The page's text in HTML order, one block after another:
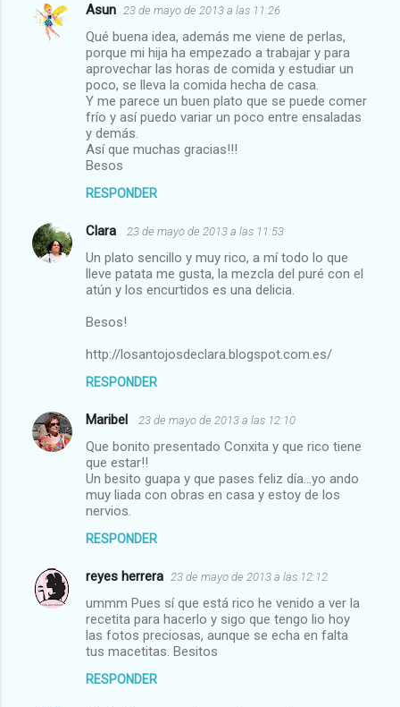
Asun 23 de mayo de 2013 a las 11:26
Qué buena idea, además me viene de perlas,
porque mi hija ha empezado a trabajar y para
aprovechar las horas de comida y estudiar un
poco, se lleva la comida hecha de casa.
Y me parece un buen plato que se puede comer
frío y así puedo variar un poco entre ensaladas
y demás.
Así que muchas gracias!!!
Besos
RESPONDER
Clara 23 de mayo de 2013 a las 11:53
Un plato sencillo y muy rico, a mí todo lo que
lleve patata me gusta, la mezcla del puré con el
atún y los encurtidos es una delicia.
Besos!
http://losantojosdeclara.blogspot.com.es/
RESPONDER
Maribel 23 de mayo de 2013 a las 12:10
Que bonito presentado Conxita y que rico tiene
que estar!!
Un besito guapa y que pases feliz día...yo ando
muy liada con obras en casa y estoy de los
nervios.
RESPONDER
reyes herrera 23 de mayo de 2013 a las 12:12
ummm Pues sí que está rico he venido a ver la
recetita para hacerlo y sigo que tengo lio hoy
las fotos preciosas, aunque se echa en falta
tus macetitas. Besitos
RESPONDER